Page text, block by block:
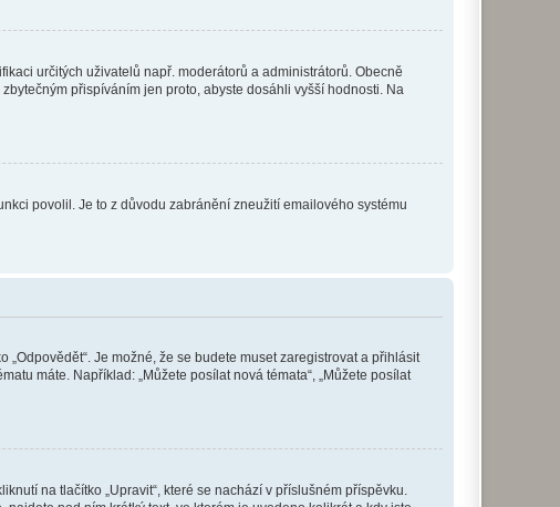
určitých uživatelů např. moderátorů a administrátorů. Obecně
přispíváním jen proto, abyste dosáhli vyšší hodnosti. Na
povolil. Je to z důvodu zabránění zneužití emailového systému
Je možné, že se budete muset zaregistrovat a přihlásit
máte. Například: „Můžete posílat nová témata“, „Můžete posílat
na tlačítko „Upravit“, které se nachází v příslušném příspěvku.